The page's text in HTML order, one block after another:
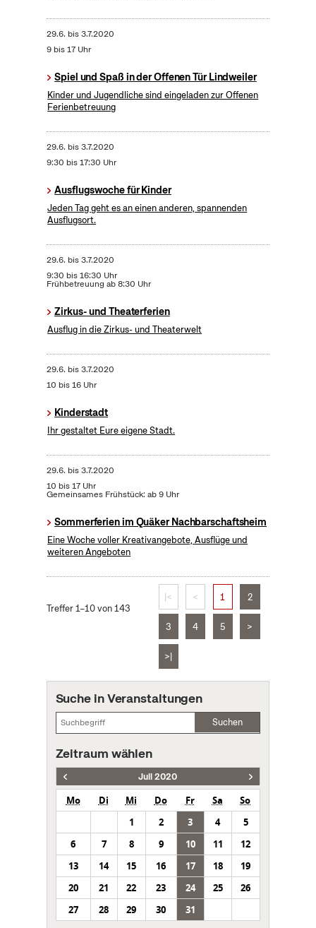
29.6. bis3.7.2020
9 bis 17 Uhr
Spiel und Spaß in der Offenen Tür Lindweiler
Kinder und Jugendliche sind eingeladen zur Offenen
Ferienbetreuung
29.6. bis3.7.2020
9:30 bis 17:30 Uhr
Ausflugswoche für Kinder
Jeden Tag geht es an einen anderen, spannenden
Ausflugsort.
29.6. bis3.7.2020
9:30 bis 16:30 Uhr
Frühbetreuung ab 8:30 Uhr
Zirkus- und Theaterferien
Ausflug in die Zirkus- und Theaterwelt
29.6. bis3.7.2020
10 bis 16 Uhr
Kinderstadt
Ihr gestaltet Eure eigene Stadt.
29.6. bis3.7.2020
10 bis 17 Uhr
Gemeinsames Frühstück: ab 9 Uhr
Sommerferien im Quäker Nachbarschaftsheim
Eine Woche voller Kreativangebote, Ausflüge und
weiteren Angeboten
Treffer 1–10 von 143
|< < 1 2
3 4 5 >
>|
Suche in Veranstaltungen
Suchen
Zeitraum wählen
Juli 2020
Mo Di Mi Do Fr Sa
So
1
2 3 4
5
6
7 8 9 10 11
12
13
14 15 16 17 18
19
20
21 22 23 24 25
26
27
28 29 30 31